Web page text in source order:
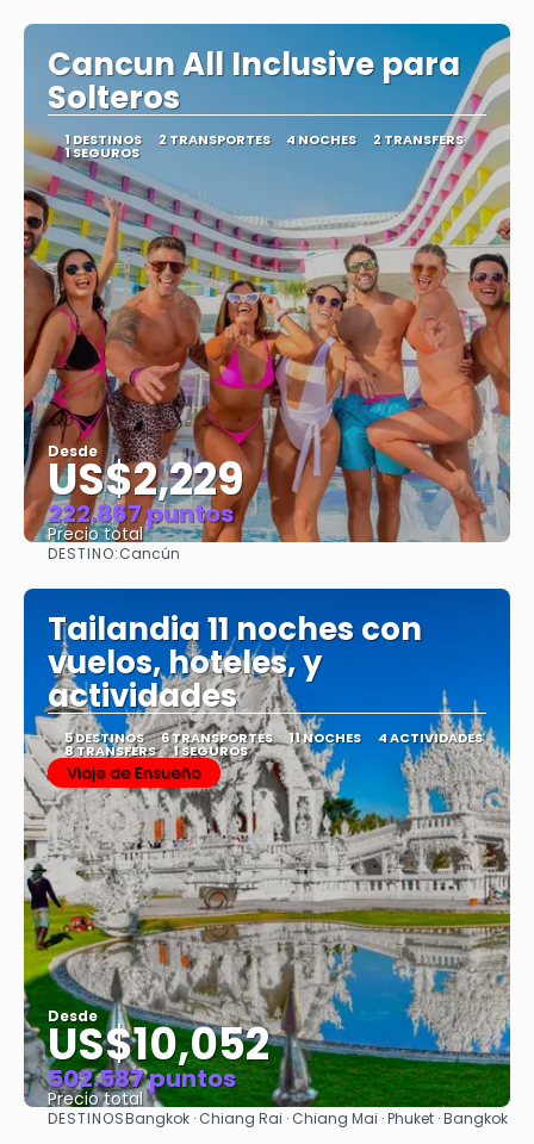
Cancun All Inclusive para
Solteros
1 DESTINOS 2 TRANSPORTES 4 NOCHES 2 TRANSFERS
1 SEGUROS
Desde
US$2,229
222.867 puntos
Precio total
DESTINO:Cancún
Tailandia 11 noches con
vuelos, hoteles, y
actividades
5 DESTINOS 6 TRANSPORTES 11 NOCHES 4 ACTIVIDADES
8 TRANSFERS 1 SEGUROS
Viaje de Ensueño
Desde
US$10,052
502.587 puntos
Precio total
Ver
DESTINOSBangkok · Chiang Rai · Chiang Mai · Phuket · Bangkok